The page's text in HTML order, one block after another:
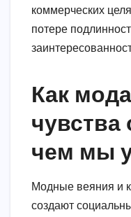
коммерческих
потере
Как
чем мы
Модные веяния и
создают